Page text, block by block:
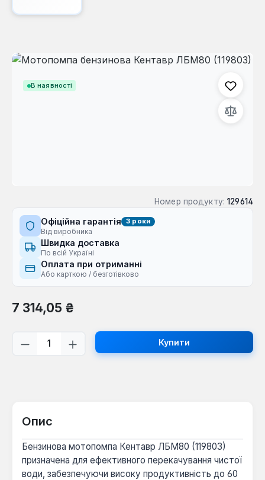
В наявності
Пропустити галерею зображень
Номер продукту: 129614
Офіційна гарантія 3 роки
Від виробника
Швидка доставка
По всій Україні
Оплата при отриманні
Або карткою / безготівково
Звичайна ціна:
7 314,05 ₴
Кількість товару: Введіть потрібну
Купити
Опис
Бензинова мотопомпа Кентавр ЛБМ80 (119803)
призначена для ефективного перекачування чистої
води, забезпечуючи високу продуктивність до 60